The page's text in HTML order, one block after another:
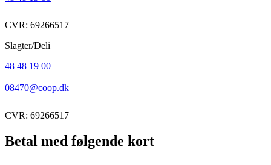
CVR: 69266517
Slagter/Deli
48 48 19 00
08470@coop.dk
CVR: 69266517
Betal med følgende kort